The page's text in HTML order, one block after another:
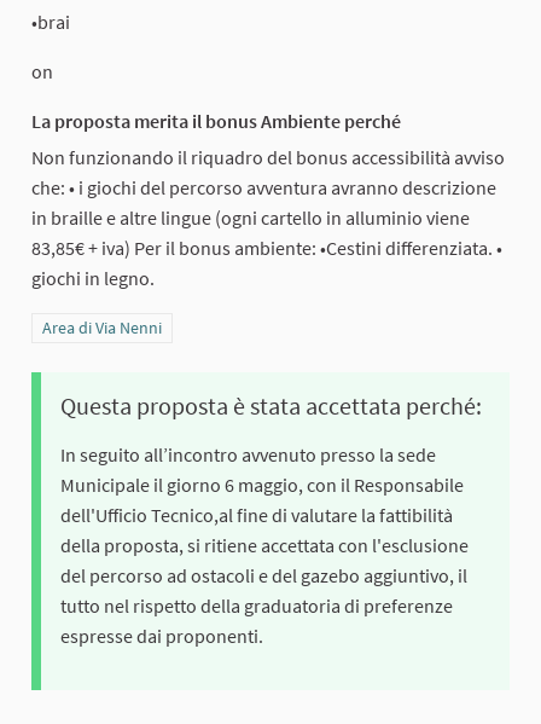
•brai
on
La proposta merita il bonus Ambiente perché
Non funzionando il riquadro del bonus accessibilità avviso
che: • i giochi del percorso avventura avranno descrizione
in braille e altre lingue (ogni cartello in alluminio viene
83,85€ + iva) Per il bonus ambiente: •Cestini differenziata. •
giochi in legno.
Filtra i risultati per categoria: Area di Via Nenni
Area di Via Nenni
Questa proposta è stata accettata perché:
In seguito all’incontro avvenuto presso la sede
Municipale il giorno 6 maggio, con il Responsabile
dell'Ufficio Tecnico,al fine di valutare la fattibilità
della proposta, si ritiene accettata con l'esclusione
del percorso ad ostacoli e del gazebo aggiuntivo, il
tutto nel rispetto della graduatoria di preferenze
espresse dai proponenti.